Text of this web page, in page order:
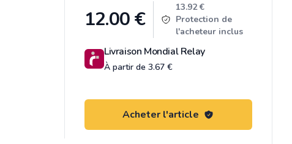
12.00€
13.92 €
Protection de
l'acheteur inclus
Livraison Mondial Relay
À partir de 3.67 €
Acheter l'article